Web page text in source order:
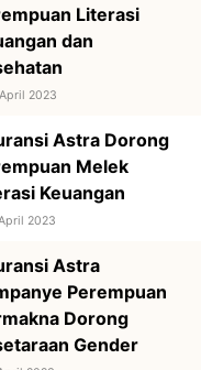
Literasi
dan
2023
Astra Dorong
Melek
Keuangan
2023
Astra
Perempuan
Dorong
Gender